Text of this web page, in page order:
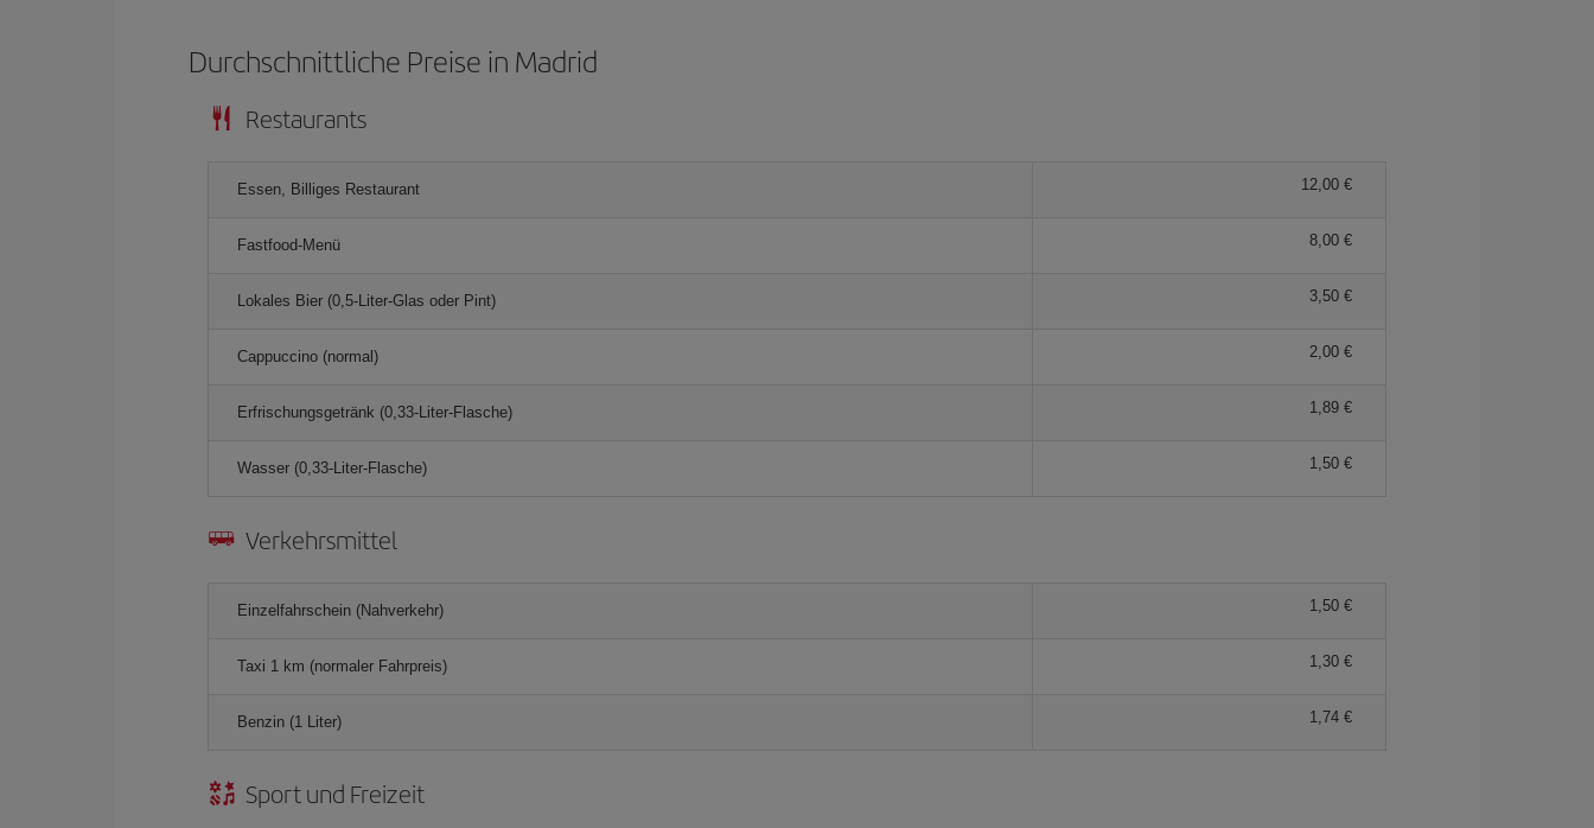
Durchschnittliche Preise in Madrid
Restaurants
Essen, Billiges Restaurant 12,00 €
Fastfood-Menü 8,00 €
Lokales Bier (0,5-Liter-Glas oder Pint) 3,50 €
Cappuccino (normal) 2,00 €
Erfrischungsgetränk (0,33-Liter-Flasche) 1,89 €
Wasser (0,33-Liter-Flasche) 1,50 €
Verkehrsmittel
Einzelfahrschein (Nahverkehr) 1,50 €
Taxi 1 km (normaler Fahrpreis) 1,30 €
Benzin (1 Liter) 1,74 €
Sport und Freizeit